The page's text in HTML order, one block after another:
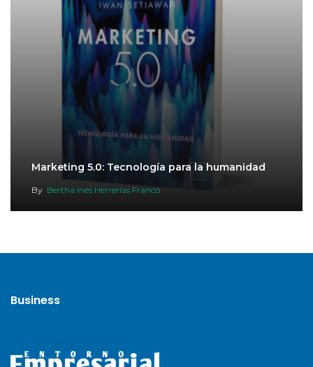
Marketing 5.0: Tecnología para la humanidad
By Bertha Inés Herrerías Franco
Business